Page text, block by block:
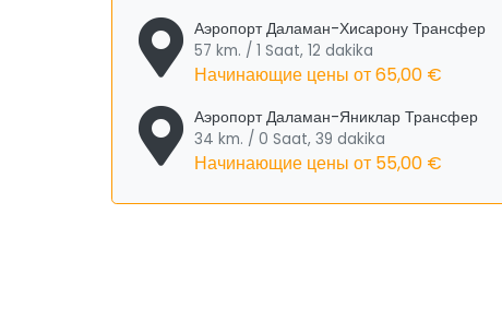
Аэропорт Даламан-Хисарону Трансфер
57 km. / 1 Saat, 12 dakika
Начинающие цены от65,00 €
Аэропорт Даламан-Яниклар Трансфер
34 km. / 0 Saat, 39 dakika
Начинающие цены от 55,00 €